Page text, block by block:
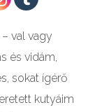
val vagy
és vidám,
sokat ígérő
kutyáim